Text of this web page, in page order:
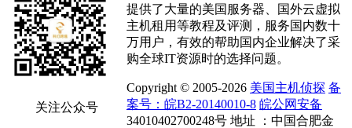
关注公众号
提供了大量的美国服务器、国外云虚拟
主机租用等教程及评测，服务国内数十
万用户，有效的帮助国内企业解决了采
购全球IT资源时的选择问题。
Copyright © 2005-2026 美国主机侦探 备
案号：皖B2-20140010-8 皖公网安备
34010402700248号 地址 ：中国合肥金